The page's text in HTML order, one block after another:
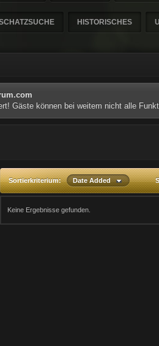
HISTORISCHES
Gäste können bei weitem nicht alle
Sortierkriterium: Date Added
Keine Ergebnisse gefunden.